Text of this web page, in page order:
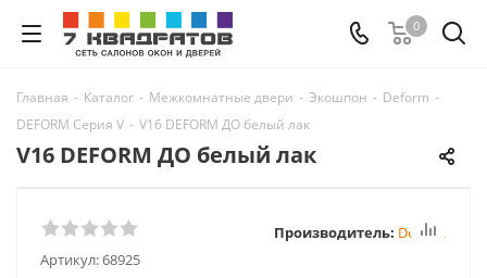
0
Главная - Каталог - Межкомнатные двери - Экошпон - Deform -
DEFORM Серия V - V16 DEFORM ДО белый лак
V16 DEFORM ДО белый лак
Артикул:68925
Производитель: Deform